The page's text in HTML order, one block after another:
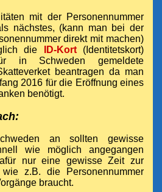
mit der Personennummer
nächstes, (kann man bei der
direkt mit machen)
die
ID-Kort(Identitetskort)
in Schweden gemeldete
beantragen da man
2016 für die Eröffnung eines
benötigt.
an sollten gewisse
wie möglich angegangen
nur eine gewisse Zeit zur
z.B. die Personennummer
braucht.